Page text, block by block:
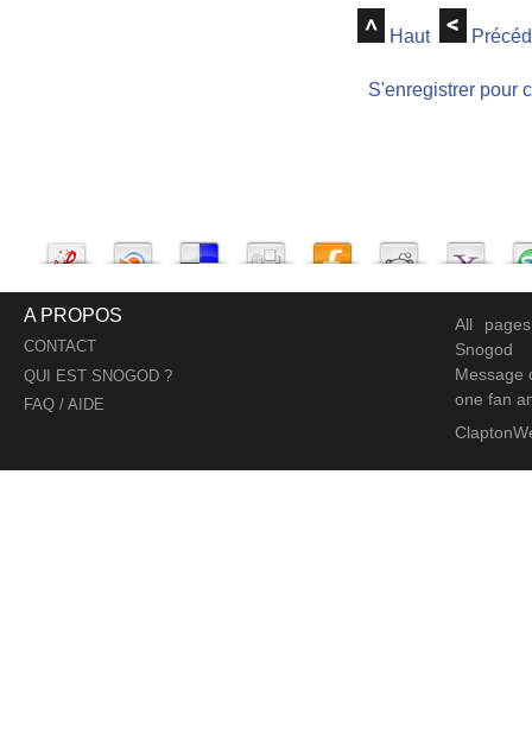
Haut
S'enregistrer pour
A PROPOS
CONTACT
QUI EST SNOGOD ?
FAQ / AIDE
All
Snogod
Message
one fan